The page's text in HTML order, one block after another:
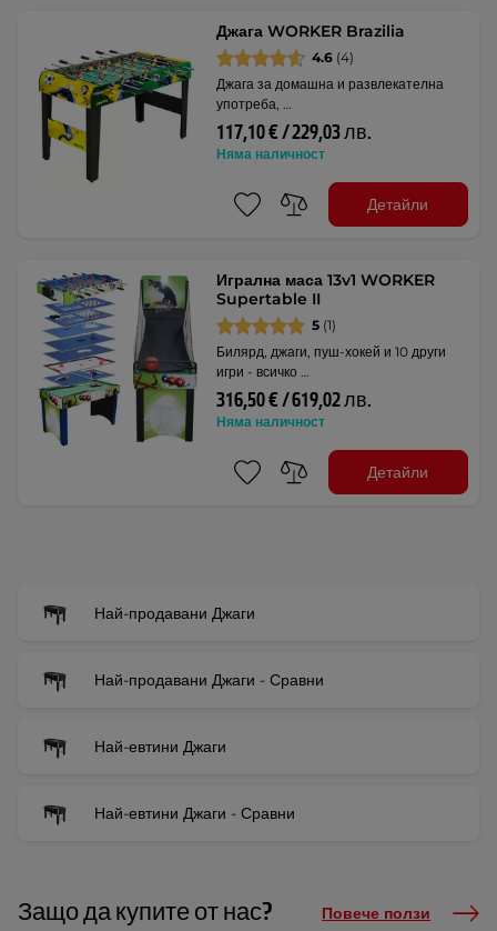
Джага WORKER Brazilia
4.6 (4)
Джага за домашна и развлекателна
употреба, …
117,10 € / 229,03 лв.
Няма наличност
Детайли
Игрална маса 13v1 WORKER
Supertable II
5 (1)
Билярд, джаги, пуш-хокей и 10 други
игри - всичко …
316,50 € / 619,02 лв.
Няма наличност
Детайли
Най-продавани Джаги
Най-продавани Джаги - Сравни
Най-евтини Джаги
Най-евтини Джаги - Сравни
Защо да купите от нас? Повече ползи